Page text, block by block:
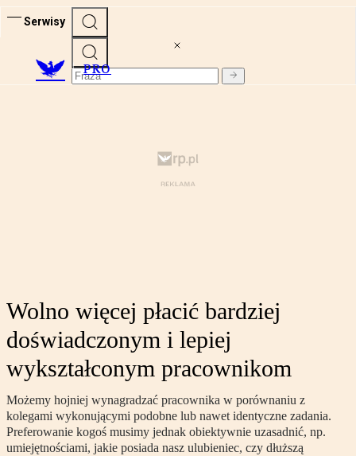
Serwisy
PRO
Wolno więcej płacić bardziej
doświadczonym i lepiej
wykształconym pracownikom
Możemy hojniej wynagradzać pracownika w porównaniu z
kolegami wykonującymi podobne lub nawet identyczne zadania.
Preferowanie kogoś musimy jednak obiektywnie uzasadnić, np.
umiejętnościami, jakie posiada nasz ulubieniec, czy dłuższą